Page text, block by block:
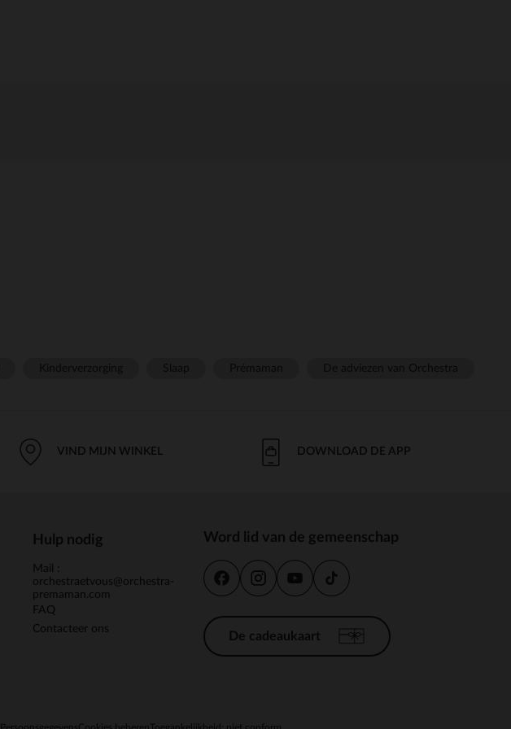
VIND MIJN WINKEL DOWNLOAD DE APP
Hulp nodig
Mail :
orchestraetvous@orchestra-
premaman.com
FAQ
Contacteer ons
Word lid van de gemeenschap
De cadeaukaart